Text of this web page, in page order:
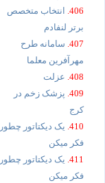
406.
انتخاب متخصص
برتر لنفادم
407. سامانه طرح
مهرآفرين معلما
408. عزلت
409. پزشک زخم در
کرج
410. يک ديکتاتور چطور
فکر ميکن
411. يک ديکتاتور چطور
فکر ميکن